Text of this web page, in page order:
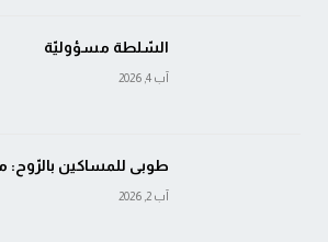
السّلطة مسؤوليّة
آب 4, 2026
طوبى للمساكين بالرّوح:
آب 2, 2026